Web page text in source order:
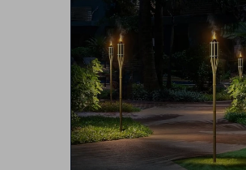
Antorcha de bambu natural
No incluye liquido inflamable